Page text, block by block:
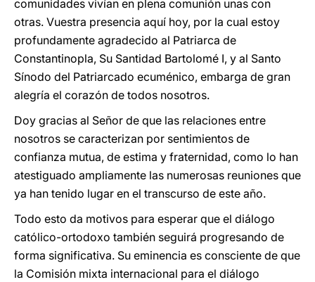
comunidades vivían en plena comunión unas con
otras. Vuestra presencia aquí hoy, por la cual estoy
profundamente agradecido al Patriarca de
Constantinopla, Su Santidad Bartolomé I, y al Santo
Sínodo del Patriarcado ecuménico, embarga de gran
alegría el corazón de todos nosotros.
Doy gracias al Señor de que las relaciones entre
nosotros se caracterizan por sentimientos de
confianza mutua, de estima y fraternidad, como lo han
atestiguado ampliamente las numerosas reuniones que
ya han tenido lugar en el transcurso de este año.
Todo esto da motivos para esperar que el diálogo
católico-ortodoxo también seguirá progresando de
forma significativa. Su eminencia es consciente de que
la Comisión mixta internacional para el diálogo